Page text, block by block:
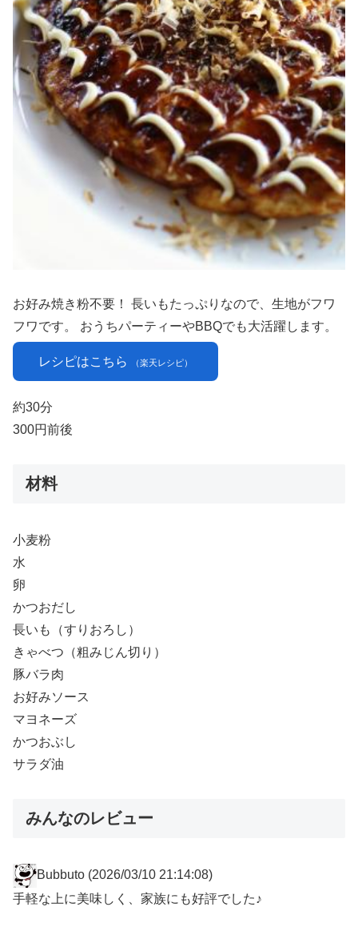
お好み焼き粉不要！ 長いもたっぷりなので、生地がフワ
フワです。 おうちパーティーやBBQでも大活躍します。
レシピはこちら （楽天レシピ）
約30分
300円前後
材料
小麦粉
水
卵
かつおだし
長いも（すりおろし）
きゃべつ（粗みじん切り）
豚バラ肉
お好みソース
マヨネーズ
かつおぶし
サラダ油
みんなのレビュー
Bubbuto (2026/03/10 21:14:08)
手軽な上に美味しく、家族にも好評でした♪